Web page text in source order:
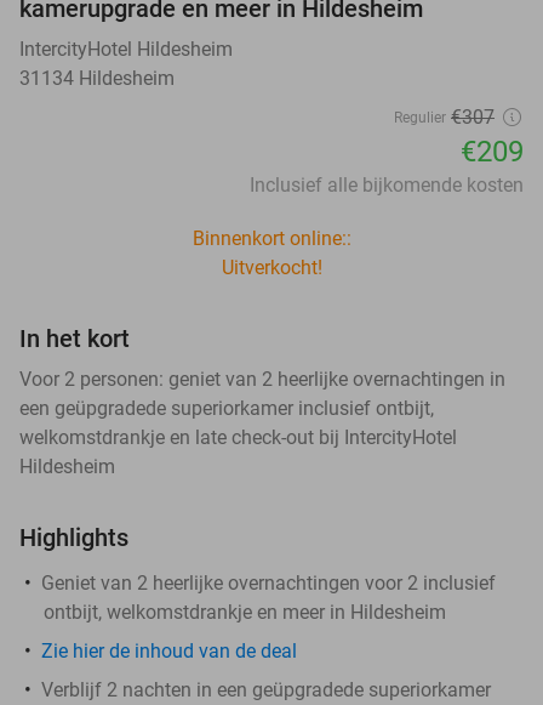
kamerupgrade en meer in Hildesheim
IntercityHotel Hildesheim
31134 Hildesheim
Regulier €307
€209
Inclusief alle bijkomende kosten
Binnenkort online::
Uitverkocht!
In het kort
Voor 2 personen: geniet van 2 heerlijke overnachtingen in
een geüpgradede superiorkamer inclusief ontbijt,
welkomstdrankje en late check-out bij IntercityHotel
Hildesheim
Highlights
Geniet van 2 heerlijke overnachtingen voor 2 inclusief
ontbijt, welkomstdrankje en meer in Hildesheim
Zie hier de inhoud van de deal
Verblijf 2 nachten in een geüpgradede superiorkamer